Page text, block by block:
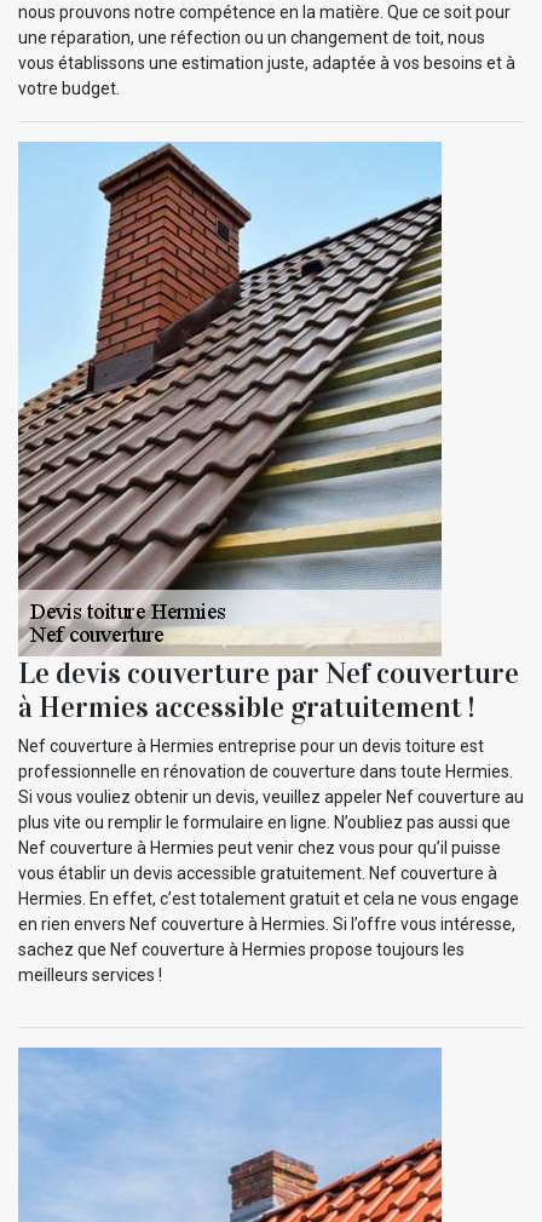
nous prouvons notre compétence en la matière. Que ce soit pour
une réparation, une réfection ou un changement de toit, nous
vous établissons une estimation juste, adaptée à vos besoins et à
votre budget.
Le devis couverture par Nef couverture
à Hermies accessible gratuitement !
Nef couverture à Hermies entreprise pour un devis toiture est
professionnelle en rénovation de couverture dans toute Hermies.
Si vous vouliez obtenir un devis, veuillez appeler Nef couverture au
plus vite ou remplir le formulaire en ligne. N’oubliez pas aussi que
Nef couverture à Hermies peut venir chez vous pour qu’il puisse
vous établir un devis accessible gratuitement. Nef couverture à
Hermies. En effet, c’est totalement gratuit et cela ne vous engage
en rien envers Nef couverture à Hermies. Si l’offre vous intéresse,
sachez que Nef couverture à Hermies propose toujours les
meilleurs services !